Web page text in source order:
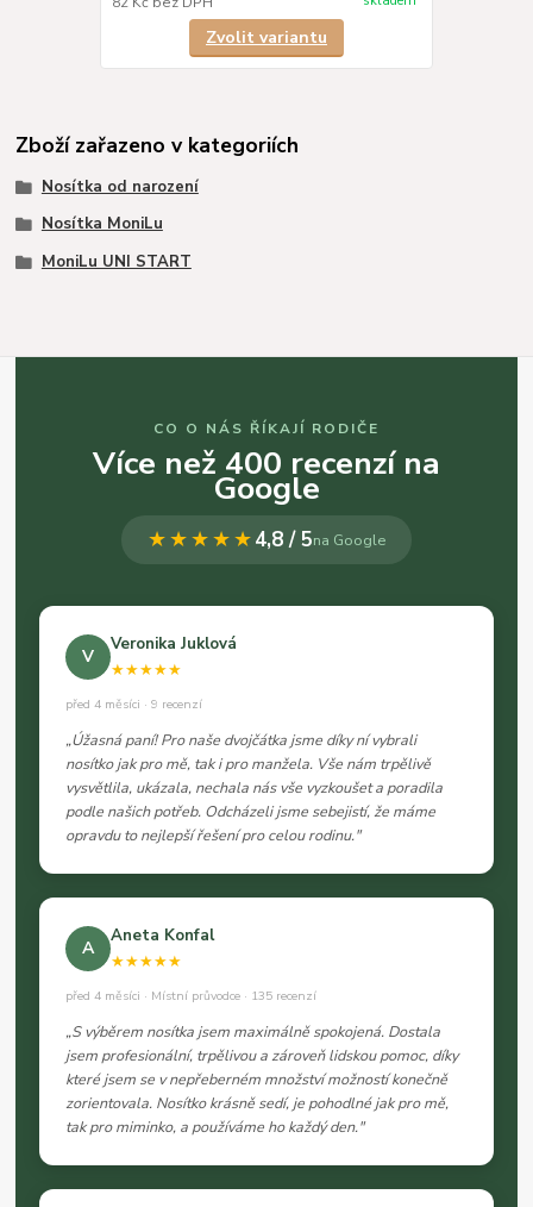
Zvolit variantu
Zboží zařazeno v kategoriích
Nosítka od narození
Nosítka MoniLu
MoniLu UNI START
CO O NÁS ŘÍKAJÍ RODIČE
Více než 400 recenzí na
Google
★★★★★4,8 / 5na Google
V
Veronika Juklová
★★★★★
před 4 měsíci · 9 recenzí
„Úžasná paní! Pro naše dvojčátka jsme díky ní vybrali
nosítko jak pro mě, tak i pro manžela. Vše nám trpělivě
vysvětlila, ukázala, nechala nás vše vyzkoušet a poradila
podle našich potřeb. Odcházeli jsme sebejistí, že máme
opravdu to nejlepší řešení pro celou rodinu."
A
Aneta Konfal
★★★★★
před 4 měsíci · Místní průvodce · 135 recenzí
„S výběrem nosítka jsem maximálně spokojená. Dostala
jsem profesionální, trpělivou a zároveň lidskou pomoc, díky
které jsem se v nepřeberném množství možností konečně
zorientovala. Nosítko krásně sedí, je pohodlné jak pro mě,
tak pro miminko, a používáme ho každý den."